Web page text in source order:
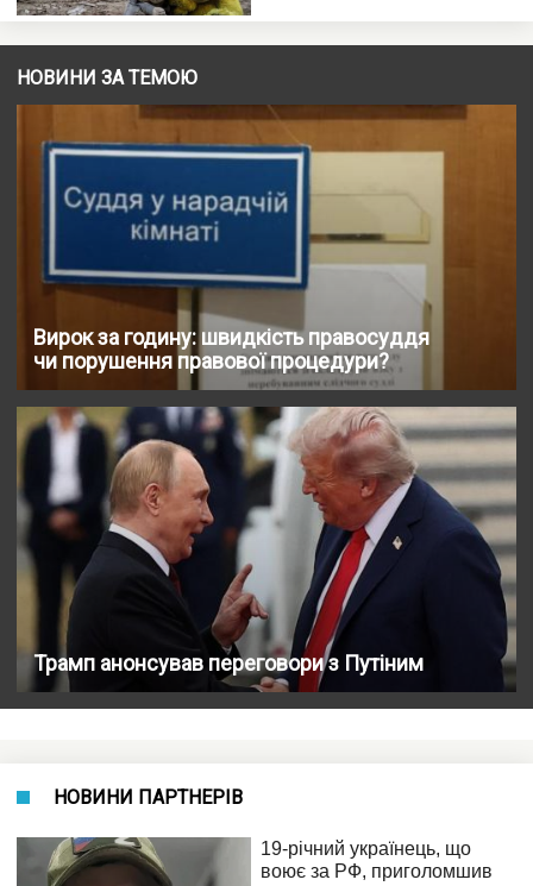
НОВИНИ ЗА ТЕМОЮ
Вирок за годину: швидкість правосуддя
чи порушення правової процедури?
Трамп анонсував переговори з Путіним
НОВИНИ ПАРТНЕРІВ